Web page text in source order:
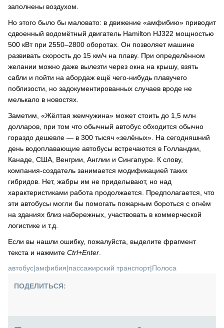
заполнены воздухом.
Но этого было бы маловато: в движение «амфибию» приводит
сдвоенный водомётный двигатель Hamilton HJ322 мощностью
500 кВт при 2550–2800 оборотах. Он позволяет машине
развивать скорость до 15 км/ч на плаву. При определённом
желании можно даже вылезти через окна на крышу, взять
сабли и пойти на абордаж ещё чего-нибудь плавучего
поблизости, но задокументированных случаев вроде не
мелькало в новостях.
Заметим, «Жёлтая жемчужина» может стоить до 1,5 млн
долларов, при том что обычный автобус обходится обычно
гораздо дешевле ― в 300 тысяч «зелёных». На сегодняшний
день водоплавающие автобусы встречаются в Голландии,
Канаде, США, Венгрии, Англии и Сингапуре. К слову,
компания-создатель занимается модификацией таких
гибридов. Нет, жабры им не приделывают, но над
характеристиками работа продолжается. Предполагается, что
эти автобусы могли бы помогать пожарным бороться с огнём
на зданиях близ набережных, участвовать в коммерческой
логистике и т.д.
Если вы нашли ошибку, пожалуйста, выделите фрагмент
текста и нажмите Ctrl+Enter
автобус|амфибия|пассажирский транспорт|Полоса
ПОДЕЛИТЬСЯ: